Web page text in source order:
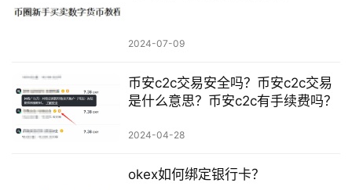
2024-07-09
币安c2c交易安全吗？币安c2c交易
是什么意思？币安c2c有手续费吗？
2024-04-28
okex如何绑定银行卡？